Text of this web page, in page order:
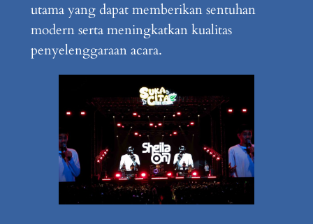
utama yang dapat memberikan sentuhan
modern serta meningkatkan kualitas
penyelenggaraan acara.